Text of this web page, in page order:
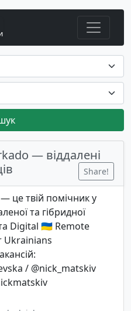
— віддалені
Share!
це твій помічник у
та гібридної
Digital 🇺🇦 Remote
Ukrainians
/ @nick_matskiv